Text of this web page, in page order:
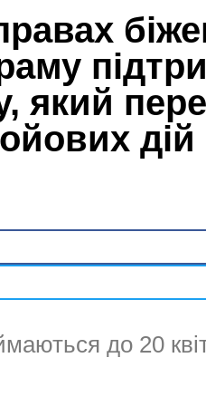
який
до 20